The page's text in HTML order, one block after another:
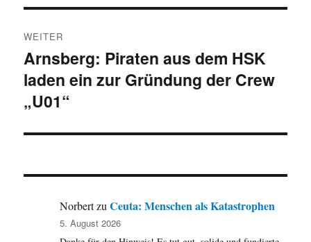
WEITER
Nächster
Beitrag:
Arnsberg: Piraten aus dem HSK
laden ein zur Gründung der Crew
„U01“
NorbertzuCeuta: Menschen als Katastrophen
5. August 2026